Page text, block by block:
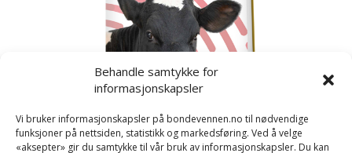
Behandle samtykke for
informasjonskapsler
Vi bruker informasjonskapsler på bondevennen.no til nødvendige
funksjoner på nettsiden, statistikk og markedsføring. Ved å velge
«aksepter» gir du samtykke til vår bruk av informasjonskapsler. Du kan